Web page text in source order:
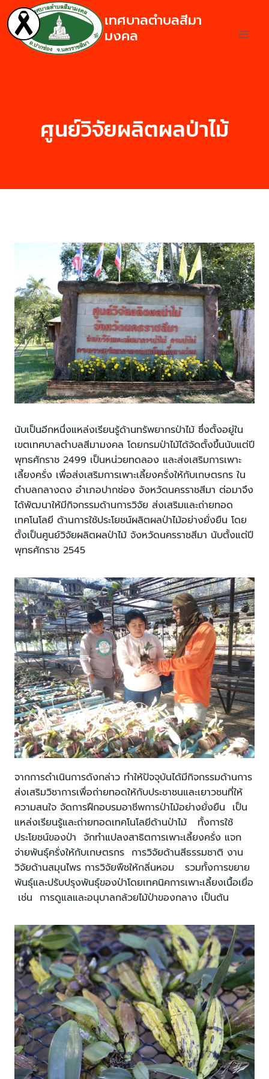
เทศบาลตำบลสีมา
มงคล
ศูนย์วิจัยผลิตผลป่าไม้
นับเป็นอีกหนึ่งแหล่งเรียนรู้ด้านทรัพยากรป่าไม้ ซึ่งตั้งอยู่ใน
เขตเทศบาลตำบลสีมามงคล โดยกรมป่าไม้ได้จัดตั้งขึ้นนับแต่ปี
พุทธศักราช 2499 เป็นหน่วยทดลอง และส่งเสริมการเพาะ
เลี้ยงครั่ง เพื่อส่งเสริมการเพาะเลี้ยงครั่งให้กับเกษตรกร ใน
ตำบลกลางดง อำเภอปากช่อง จังหวัดนครราชสีมา ต่อมาจึง
ได้พัฒนาให้มีกิจกรรมด้านการวิจัย ส่งเสริมและถ่ายทอด
เทคโนโลยี ด้านการใช้ประโยชน์ผลิตผลป่าไม้อย่างยั่งยืน โดย
ตั้งเป็นศูนย์วิจัยผลิตผลป่าไม้ จังหวัดนครราชสีมา นับตั้งแต่ปี
พุทธศักราช 2545
จากการดำเนินการดังกล่าว ทำให้ปัจจุบันได้มีกิจกรรมด้านการ
ส่งเสริมวิชาการเพื่อถ่ายทอดให้กับประชาชนและเยาวชนที่ให้
ความสนใจ จัดการฝึกอบรมอาชีพการป่าไม้อย่างยั่งยืน เป็น
แหล่งเรียนรู้และถ่ายทอดเทคโนโลยีด้านป่าไม้ ทั้งการใช้
ประโยชน์ของป่า จักทำแปลงสาธิตการเพาะเลี้ยงครั่ง แจก
จ่ายพันธุ์ครั่งให้กับเกษตรกร การวิจัยด้านสีธรรมชาติ งาน
วิจัยด้านสมุนไพร การวิจัยพืชให้กลิ่นหอม รวมทั้งการขยาย
พันธุ์และปรับปรุงพันธุ์ของป่าโดยเทคนิคการเพาะเลี้ยงเนื้อเยื่อ
เช่น การดูแลและอนุบาลกล้วยไม้ป่าของกลาง เป็นต้น